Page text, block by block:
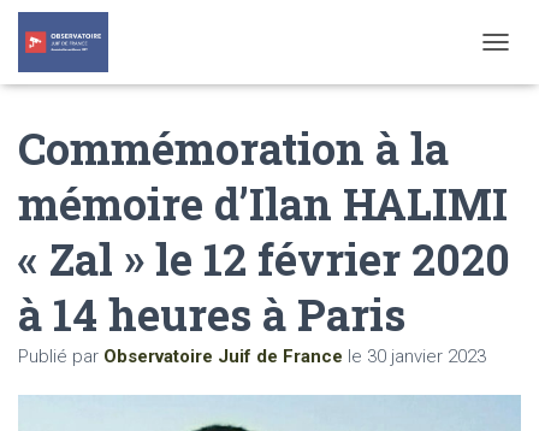
O
N
A
V
I
Commémoration à la
mémoire d’Ilan HALIMI
« Zal » le 12 février 2020
à 14 heures à Paris
Publié par Observatoire Juif de France le 30 janvier 2023